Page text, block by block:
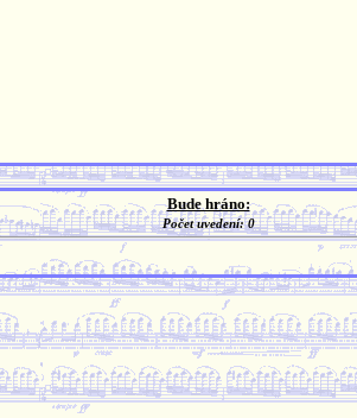
Bude hráno:
Počet uvedení: 0